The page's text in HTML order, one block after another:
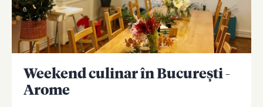
Weekend culinar în București -
Arome